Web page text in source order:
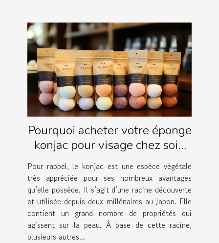
Pourquoi acheter votre éponge
konjac pour visage chez soin
Amalthée ?
Pour rappel, le konjac est une espèce végétale
très appréciée pour ses nombreux avantages
qu’elle possède. Il s’agit d’une racine découverte
et utilisée depuis deux millénaires au Japon. Elle
contient un grand nombre de propriétés qui
agissent sur la peau. À base de cette racine,
plusieurs autres...